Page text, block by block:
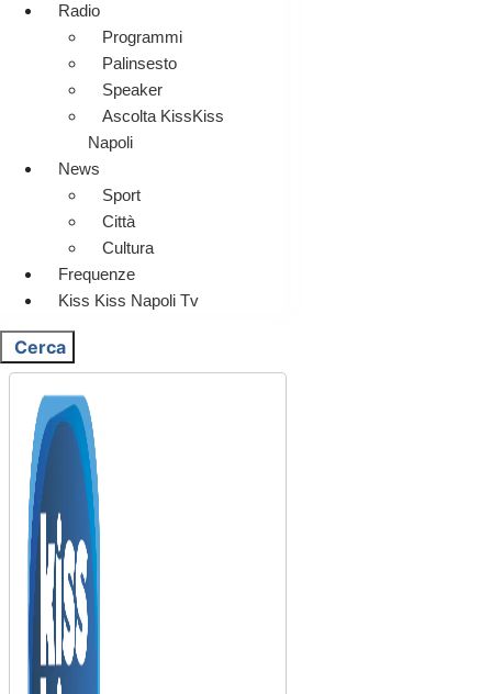
Radio
Programmi
Palinsesto
Speaker
Ascolta KissKiss
Napoli
News
Sport
Città
Cultura
Frequenze
Kiss Kiss Napoli Tv
Cerca